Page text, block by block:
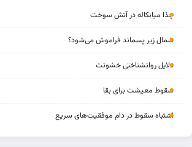
چذا میانکاله در آتش سوخت
شمال زیر پسماند فراموش می‌شود؟
دلایل روانشناختی خشونت
سقوط معیشت برای بقا
اشتباه سقوط در دام موفقیت‌های سریع